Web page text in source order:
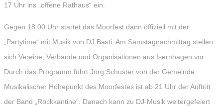
17 Uhr ins „offene Rathaus“ ein.
Gegen 18:00 Uhr startet das Moorfest dann offiziell mit der
„Partytime“ mit Musik von DJ Basti. Am Samstagnachmittag stellen
sich Vereine, Verbände und Organisationen aus Isernhagen vor.
Durch das Programm führt Jörg Schuster von der Gemeinde.
Musikalischer Höhepunkt des Moorfestes ist ab 21 Uhr der Auftritt
der Band „Rockkantine“. Danach kann zu DJ-Musik weitergefeiert